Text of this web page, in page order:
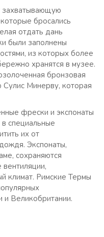
захватывающую
бросались
отдать дань
были заполнены
из которых более
хранятся в музее.
бронзовая
Минерву, которая
фрески и экспонаты
специальные
их от
Экспонаты,
сохраняются
климат. Римские Термы
и Великобритании.